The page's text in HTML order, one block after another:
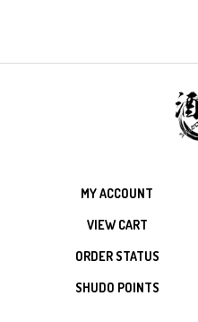
MY ACCOUNT
VIEW CART
ORDER STATUS
SHUDO POINTS